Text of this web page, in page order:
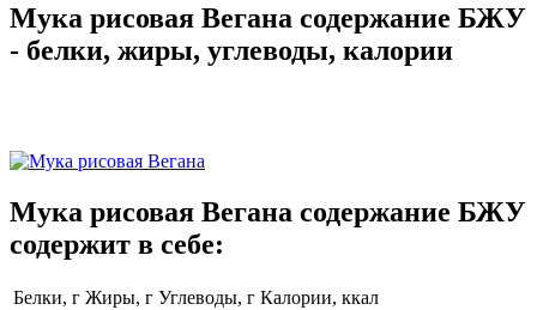
Мука рисовая Вегана содержание БЖУ
- белки, жиры, углеводы, калории
Мука рисовая Вегана содержание БЖУ
содержит в себе:
Белки, г Жиры, г Углеводы, г Калории, ккал